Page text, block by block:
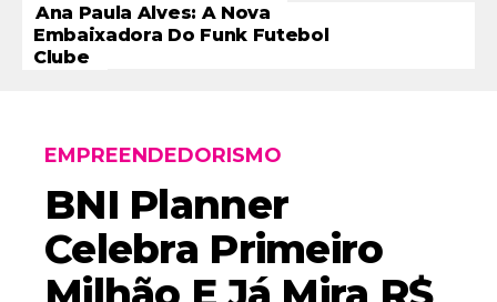
Ana Paula Alves: A Nova
Embaixadora Do Funk Futebol
Clube
EMPREENDEDORISMO
BNI Planner
Celebra Primeiro